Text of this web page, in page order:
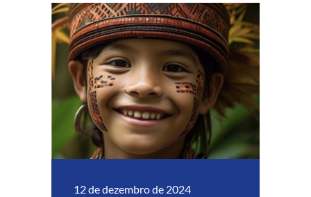
12 de dezembro de 2024